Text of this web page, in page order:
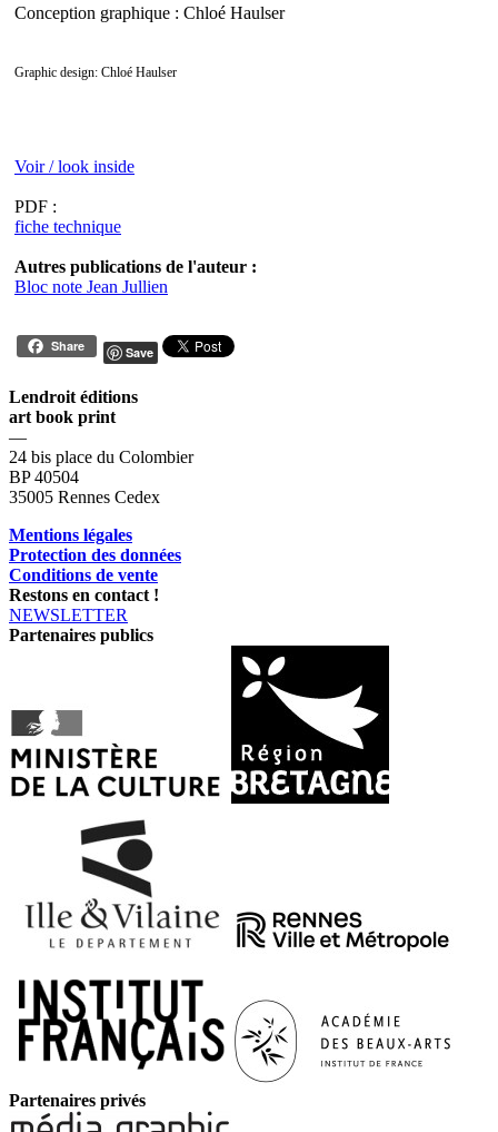
Conception graphique : Chloé Haulser
Graphic design: Chloé Haulser
Voir / look inside
PDF :
fiche technique
Autres publications de l'auteur :
Bloc note Jean Jullien
Share Save
Lendroit éditions
art book print
—
24 bis place du Colombier
BP 40504
35005 Rennes Cedex
Mentions légales
Protection des données
Conditions de vente
Restons en contact !
NEWSLETTER
Partenaires publics
Partenaires privés